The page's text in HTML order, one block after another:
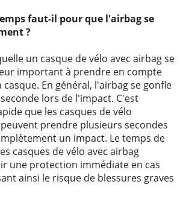
faut-il pour que l'airbag se
?
un casque de vélo avec airbag se
important à prendre en compte
En général, l'airbag se gonfle
lors de l'impact. C'est
que les casques de vélo
prendre plusieurs secondes
un impact. Le temps de
casques de vélo avec airbag
une protection immédiate en cas
ainsi le risque de blessures graves